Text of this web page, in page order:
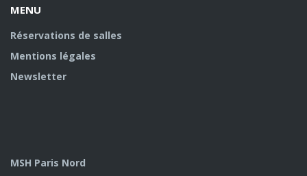
MENU
Réservations de salles
Mentions légales
Newsletter
MSH Paris Nord